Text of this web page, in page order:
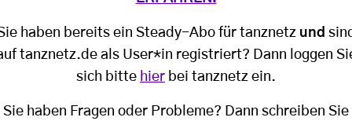
haben bereits ein Steady-Abo für tanznetz und
tanznetz.de als User*in registriert? Dann loggen
sich bitte hier bei tanznetz ein.
Sie haben Fragen oder Probleme? Dann schreiben Sie